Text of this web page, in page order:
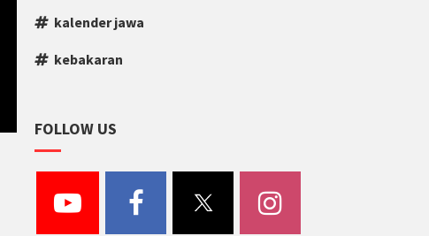
kalender jawa
kebakaran
FOLLOW US